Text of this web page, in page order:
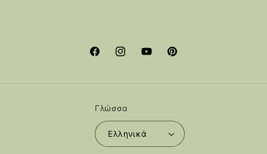
FacebookInstagramYouTubePinterest
Γλώσσα
Ελληνικά